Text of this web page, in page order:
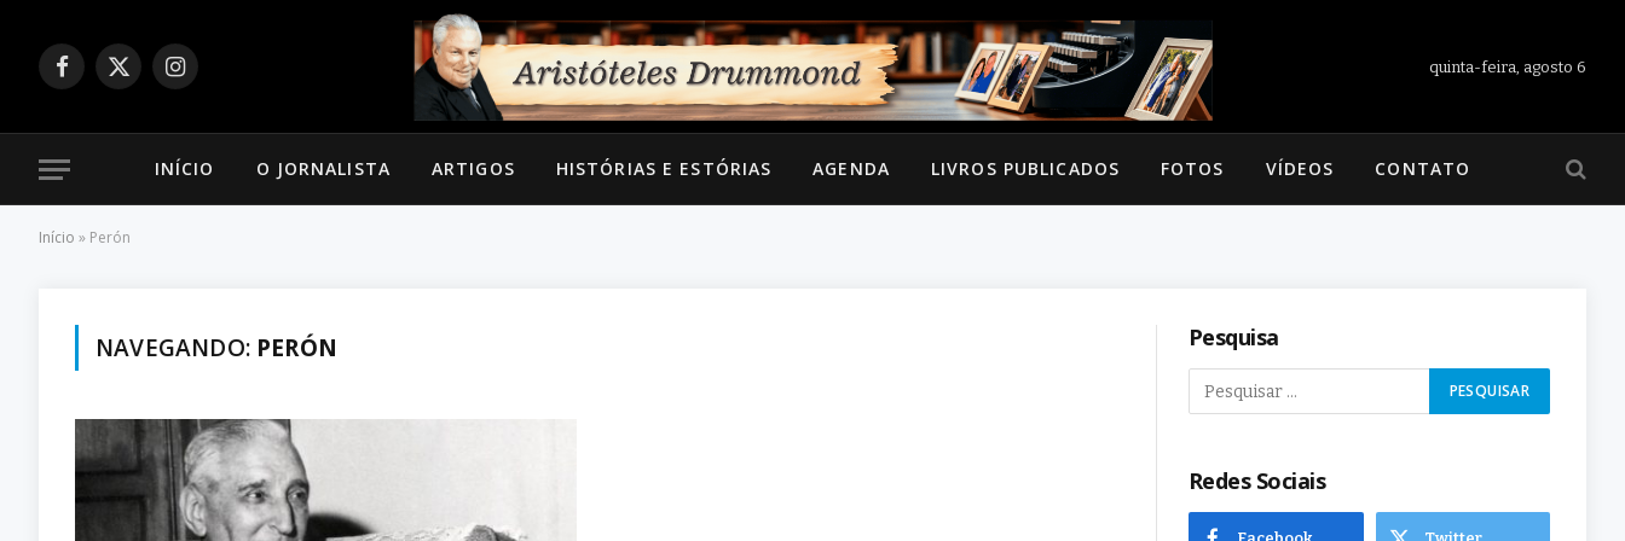
Facebook
X
Instagram
quinta-feira, agosto 6
INÍCIO O JORNALISTA ARTIGOS HISTÓRIAS E ESTÓRIAS AGENDA LIVROS PUBLICADOS FOTOS VÍDEOS CONTATO
Início » Perón
NAVEGANDO: PERÓN Pesquisa
Redes Sociais